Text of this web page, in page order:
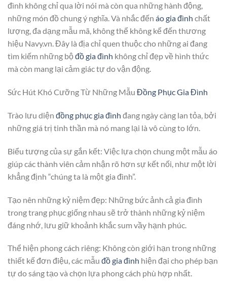
đình không chỉ qua lời nói mà còn qua những hành động,
những món đồ chung ý nghĩa. Và nhắc đến áo gia đình chất
lượng, đa dạng mẫu mã, không thể không kể đến thương
hiệu Navy.vn. Đây là địa chỉ quen thuộc cho những ai đang
tìm kiếm những bộđồ gia đình không chỉ đẹp về hình thức
mà còn mang lại cảm giác tự do vận động.
Sức Hút Khó Cưỡng Từ Những Mẫu Đồng Phục Gia Đình
Trào lưu diện đồng phục gia đình đang ngày càng lan tỏa, bởi
những giá trị tinh thần mà nó mang lại là vô cùng to lớn.
Biểu tượng của sự gắn kết: Việc lựa chọn chung một mẫu áo
giúp các thành viên cảm nhận rõ hơn sự kết nối, như một lời
khẳng định “chúng ta là một gia đình”.
Tạo nên những kỷ niệm đẹp: Những bức ảnh cả gia đình
trong trang phục giống nhau sẽ trở thành những kỷ niệm
đáng nhớ, lưu giữ khoảnh khắc sum vầy hạnh phúc.
Thể hiện phong cách riêng: Không còn giới hạn trong những
thiết kế đơn điệu, các mẫu đồ gia đình hiện đại cho phép bạn
tự do sáng tạo và chọn lựa phong cách phù hợp nhất.